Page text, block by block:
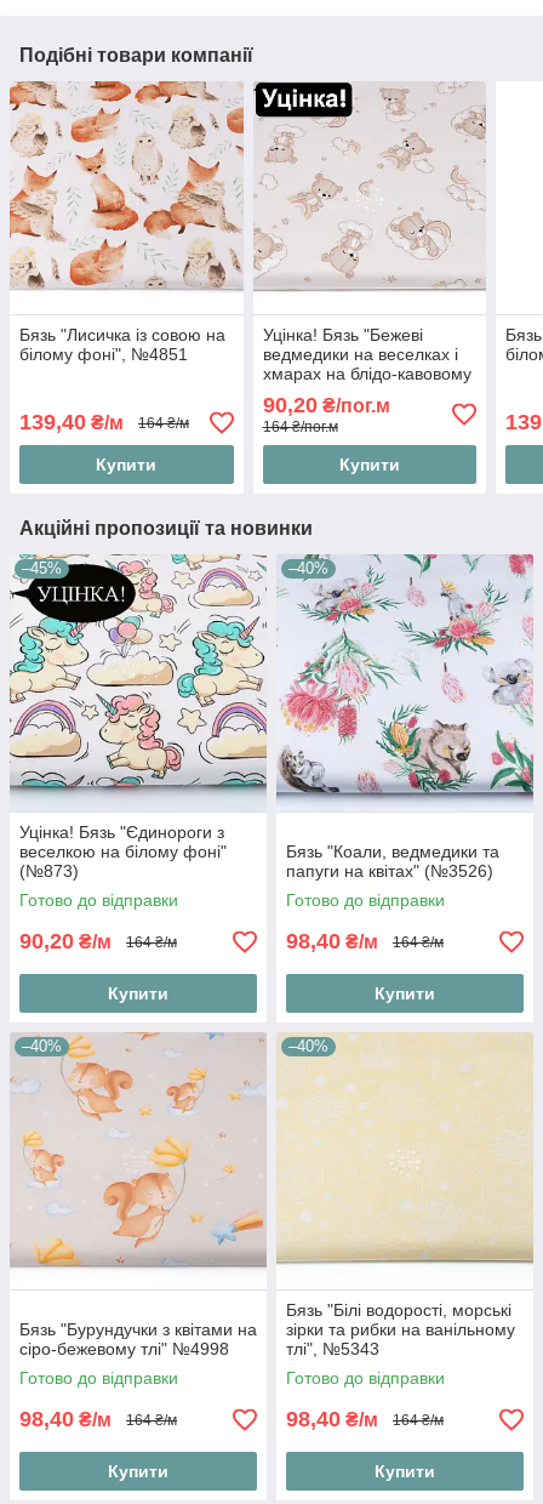
Подібні товари компанії
Бязь "Лисичка із совою на
білому фоні", №4851
139,40 ₴/м 164 ₴/м
Купити
Уцінка! Бязь "Бежеві
ведмедики на веселках і
хмарах на блідо-кавовому
фоні", №4888
90,20₴/пог.м
164 ₴/пог.м
Купити
Бязь
Акційні пропозиції та новинки
–45%
Уцінка! Бязь "Єдинороги з
веселкою на білому фоні"
(№873)
Готово до відправки
90,20 ₴/м 164 ₴/м
Купити
–40%
Бязь "Коали, ведмедики та
папуги на квітах" (№3526)
Готово до відправки
98,40 ₴/м 164 ₴/м
Купити
–40%
Бязь "Бурундучки з квітами на
сіро-бежевому тлі" №4998
Готово до відправки
98,40 ₴/м 164 ₴/м
Купити
–40%
Бязь "Білі водорості, морські
зірки та рибки на ванільному
тлі", №5343
Готово до відправки
98,40 ₴/м 164 ₴/м
Купити